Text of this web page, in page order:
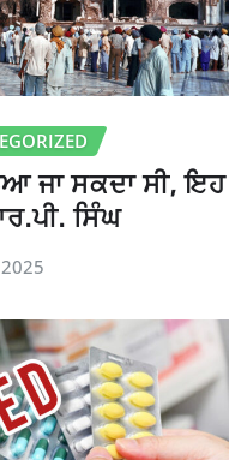
ਜਾ ਸਕਦਾ ਸੀ, ਇਹ
ਸਿੰਘ